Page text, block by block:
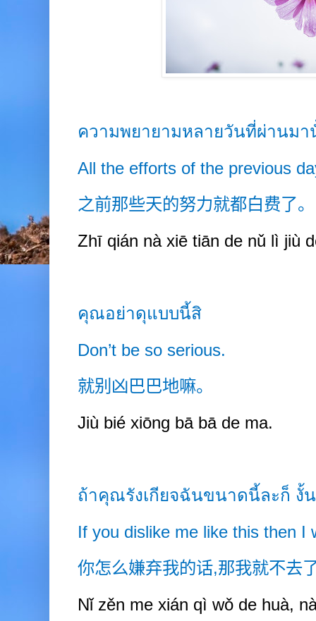
ความพยายามหลายวันที่ผ่านมา
All the efforts of the previous
之前那些天的努力就都白费了。
Zhī qián nà xiē tiān de nǔ lì jiù
คุณอย่าดุแบบนี้สิ
Don’t be so serious.
就别凶巴巴地嘛。
Jiù bié xiōng bā bā de ma.
ถ้าคุณรังเกียจฉันขนาดนี้ละก็ งั้
If you dislike me like this then I
你怎么嫌弃我的话,那我就不去
Nǐ zěn me xián qì wǒ de huà,